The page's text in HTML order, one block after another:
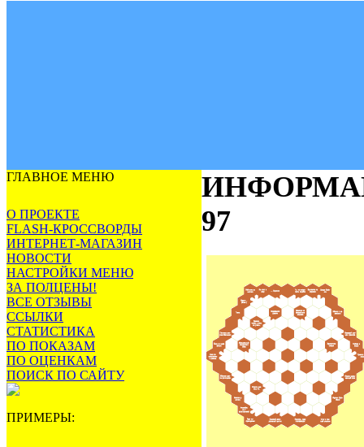
ГЛАВНОЕ МЕНЮ
О ПРОЕКТЕ
FLASH-КРОССВОРДЫ
ИНТЕРНЕТ-МАГАЗИН
НОВОСТИ
НАСТРОЙКИ МЕНЮ
ЗА ПОЛЦЕНЫ!
ВСЕ ОТЗЫВЫ
ССЫЛКИ
СТАТИСТИКА
ПО ПОКАЗАМ
ПО ОЦЕНКАМ
ПОИСК ПО САЙТУ
ПРИМЕРЫ:
97